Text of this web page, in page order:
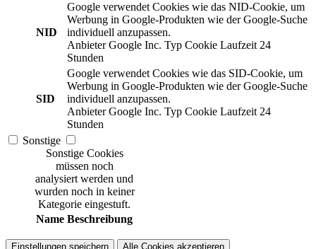
NID
Google verwendet Cookies wie das NID-Cookie, um
Werbung in Google-Produkten wie der Google-Suche
individuell anzupassen.
Anbieter Google Inc. Typ Cookie Laufzeit 24
Stunden
SID
Google verwendet Cookies wie das SID-Cookie, um
Werbung in Google-Produkten wie der Google-Suche
individuell anzupassen.
Anbieter Google Inc. Typ Cookie Laufzeit 24
Stunden
Sonstige
Sonstige Cookies
müssen noch
analysiert werden und
wurden noch in keiner
Kategorie eingestuft.
Name Beschreibung
Einstellungen speichern Alle Cookies akzeptieren